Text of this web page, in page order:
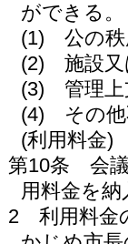
ができる。
(1)
公の
(2)
施設
(3)
管理
(4)
その
(利用料金)
第10条
会
用料金を
2
利用料金